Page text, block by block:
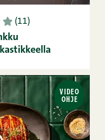
5 (11)
VIDEO
OHJE